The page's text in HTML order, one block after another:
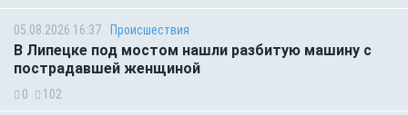
05.08.2026 16:37 Происшествия
В Липецке под мостом нашли разбитую машину с
пострадавшей женщиной
0 102